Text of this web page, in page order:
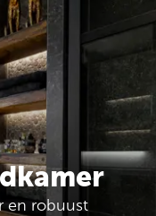
en robuust